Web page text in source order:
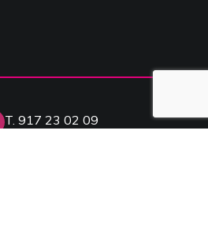
T. 917 23 02 09